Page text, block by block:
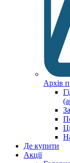
Архів
Де купити
Акції